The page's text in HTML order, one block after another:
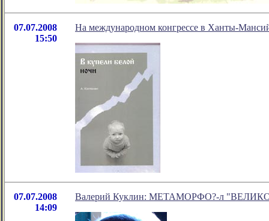
07.07.2008
15:50
На международном конгрессе в Ханты-
07.07.2008
14:09
Валерий Куклин: МЕТАМОРФО?-л